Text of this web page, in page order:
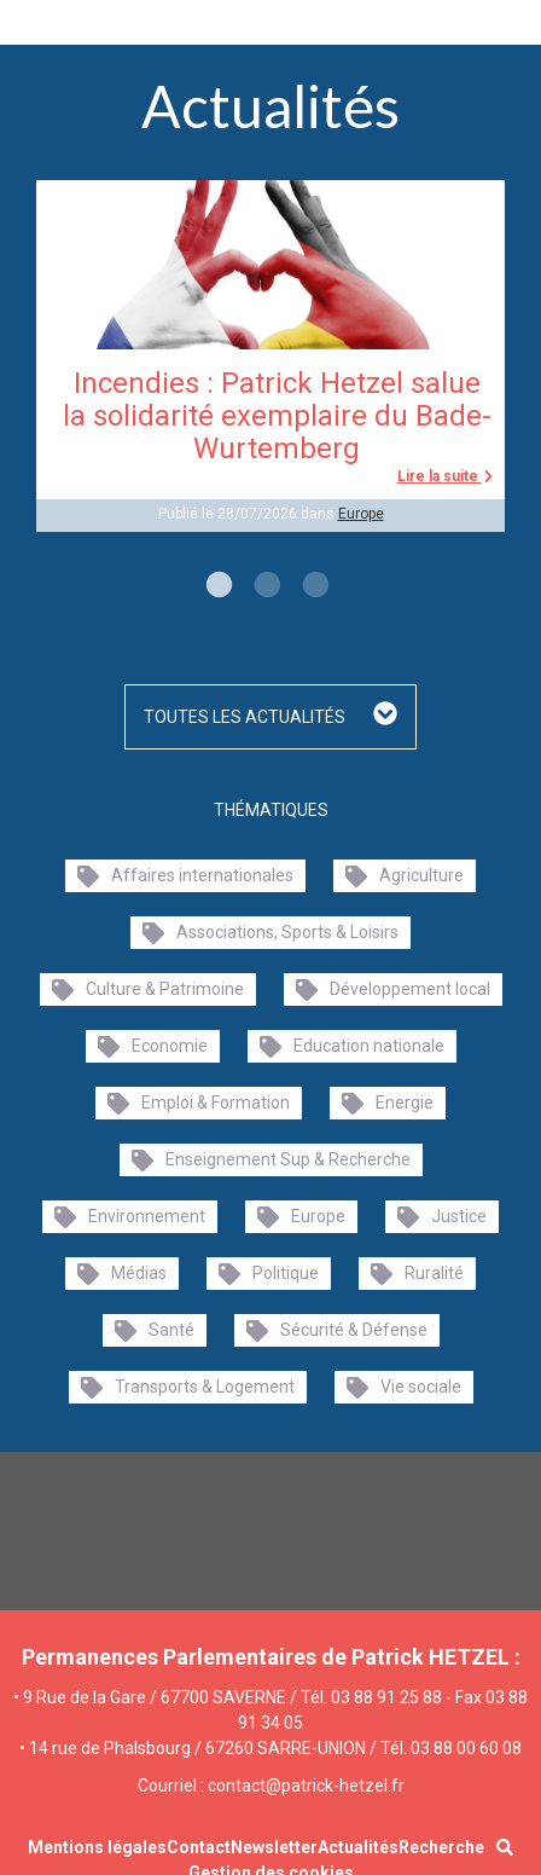
Actualités
Incendies : Patrick Hetzel salue
la solidarité exemplaire du Bade-
Wurtemberg
Lire la suite
Publié le 28/07/2026 dans Europe
THÉMATIQUES
Affaires internationales Agriculture
Associations, Sports & Loisirs
Culture & Patrimoine Développement local
Economie Education nationale
Emploi & Formation Energie
Enseignement Sup & Recherche
Environnement Europe Justice
Médias Politique Ruralité
Santé Sécurité & Défense
Transports & Logement Vie sociale
TOUTES LES ACTUALITÉS
Permanences Parlementaires de Patrick HETZEL :
• 9 Rue de la Gare / 67700 SAVERNE / Tél. 03 88 91 25 88 - Fax 03 88
91 34 05
• 14 rue de Phalsbourg / 67260 SARRE-UNION / Tél. 03 88 00 60 08
Courriel : contact@patrick-hetzel.fr
Mentions légalesContactNewsletterActualités Recherche